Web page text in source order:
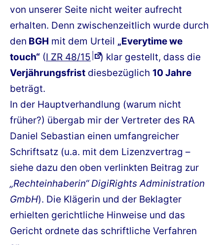
von unserer Seite nicht weiter aufrecht
erhalten. Denn zwischenzeitlich wurde durch
den BGH mit dem Urteil „Everytime we
touch“ (I ZR 48/15
) klar gestellt, dass die
Verjährungsfrist diesbezüglich 10 Jahre
beträgt.
In der Hauptverhandlung (warum nicht
früher?) übergab mir der Vertreter des RA
Daniel Sebastian einen umfangreicher
Schriftsatz (u.a. mit dem Lizenzvertrag –
siehe dazu den oben verlinkten Beitrag zur
„Rechteinhaberin“ DigiRights Administration
GmbH). Die Klägerin und der Beklagter
erhielten gerichtliche Hinweise und das
Gericht ordnete das schriftliche Verfahren